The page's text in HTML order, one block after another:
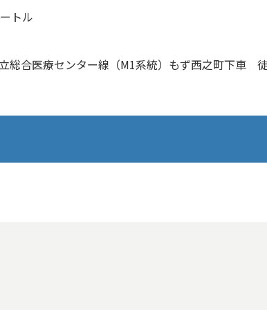
トル
合医療センター線（M1系統）もず西之町下車